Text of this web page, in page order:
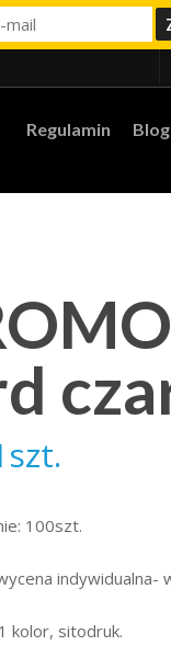
Regulamin Blog
100szt.
indywidualna-
kolor, sitodruk.